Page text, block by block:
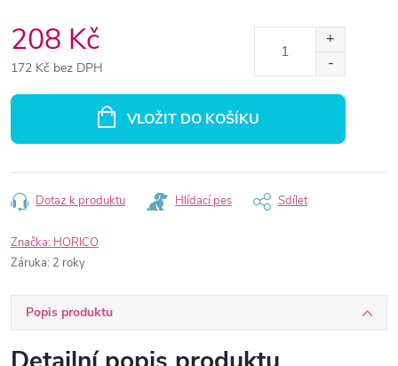
208 Kč
172 Kč bez DPH
VLOŽIT DO KOŠÍKU
Dotaz k produktu Hlídací pes Sdílet
Značka: HORICO
Záruka: 2 roky
Popis produktu